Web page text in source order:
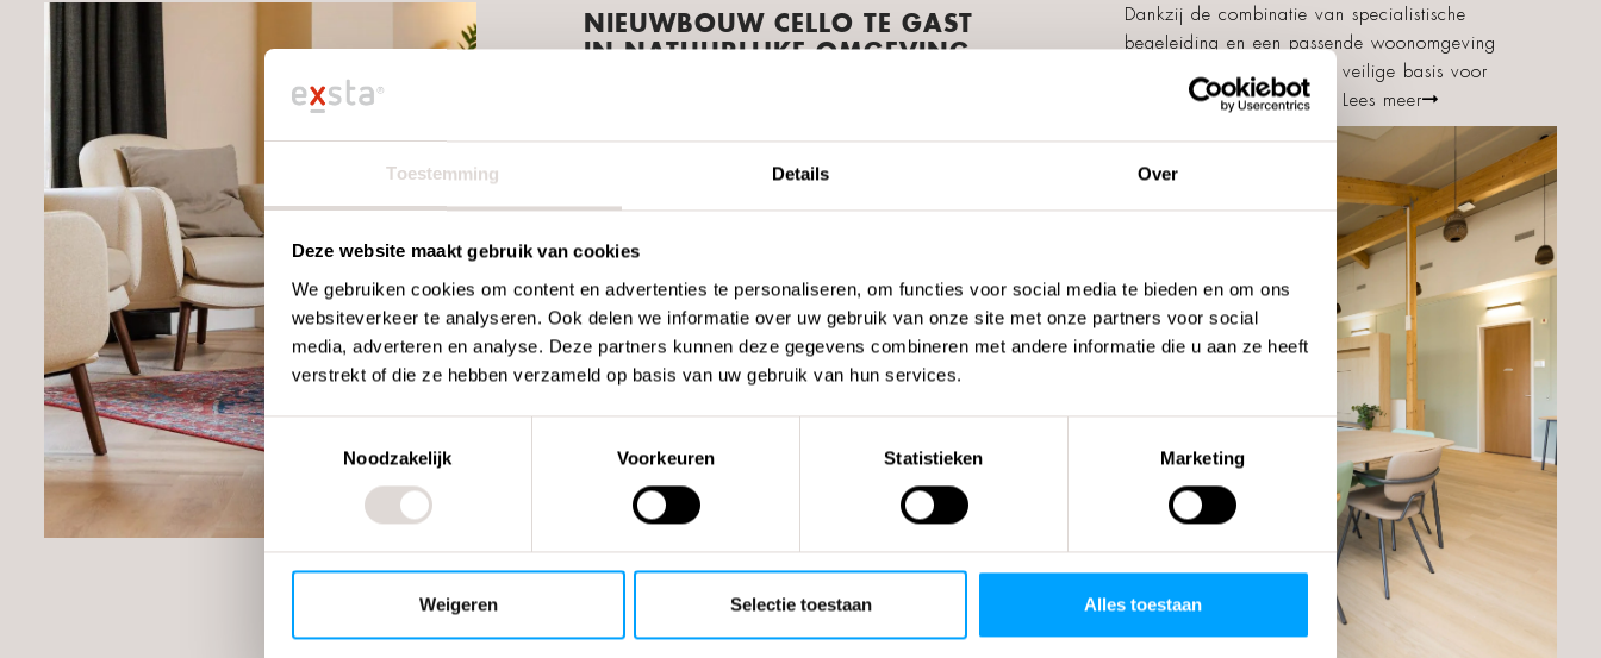
Toestemming Details Over
Deze website maakt gebruik van cookies
We gebruiken cookies om content en advertenties te personaliseren, om functies voor social media te bieden en om ons
websiteverkeer te analyseren. Ook delen we informatie over uw gebruik van onze site met onze partners voor social
media, adverteren en analyse. Deze partners kunnen deze gegevens combineren met andere informatie die u aan ze heeft
verstrekt of die ze hebben verzameld op basis van uw gebruik van hun services.
Toestemmingsselectie
Noodzakelijk
Voorkeuren Statistieken Marketing
Weigeren Selectie toestaan Alles toestaan
NIEUWBOUW CELLO TE GAST
IN NATUURLIJKE OMGEVING
Dankzij de combinatie van specialistische
begeleiding en een passende woonomgeving
vormt de Waterboog een veilige basis voor
persoonlijke ontwikkeling.
Lees meer